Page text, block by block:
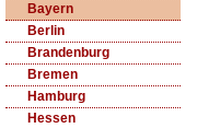
Bayern
Berlin
Brandenburg
Bremen
Hamburg
Hessen